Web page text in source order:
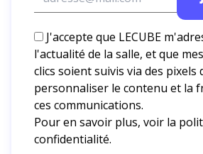
J'accepte que LECUBE
l'actualité de la salle, et que
clics soient suivis via des pixels
personnaliser le contenu et la
ces communications.
Pour en savoir plus, voir la
confidentialité.